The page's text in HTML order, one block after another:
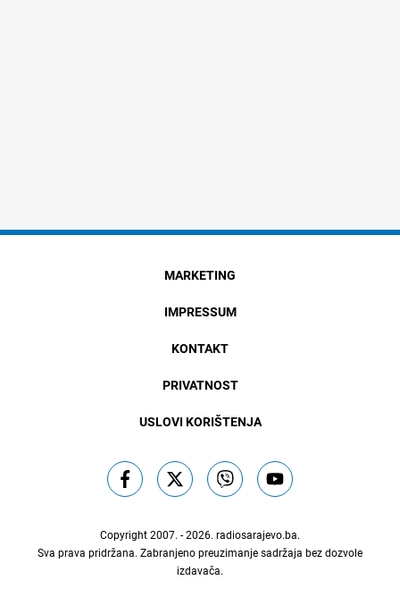
MARKETING
IMPRESSUM
KONTAKT
PRIVATNOST
USLOVI KORIŠTENJA
Copyright 2007. - 2026. radiosarajevo.ba.
Sva prava pridržana. Zabranjeno preuzimanje sadržaja bez dozvole
izdavača.